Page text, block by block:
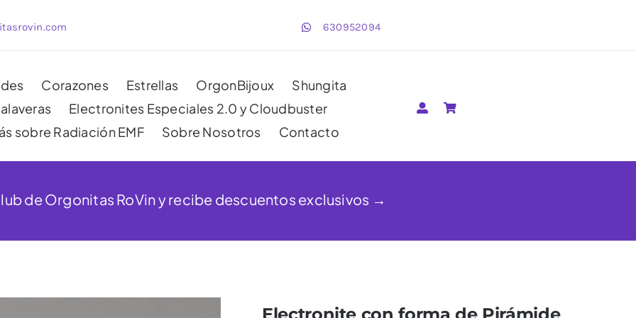
630952094
Corazones Estrellas OrgonBijoux
Shungita
Electronites Especiales 2.0 y Cloudbuster
sobre Radiación EMF
Sobre Nosotros Contacto
de Orgonitas RoVin y recibe descuentos exclusivos →